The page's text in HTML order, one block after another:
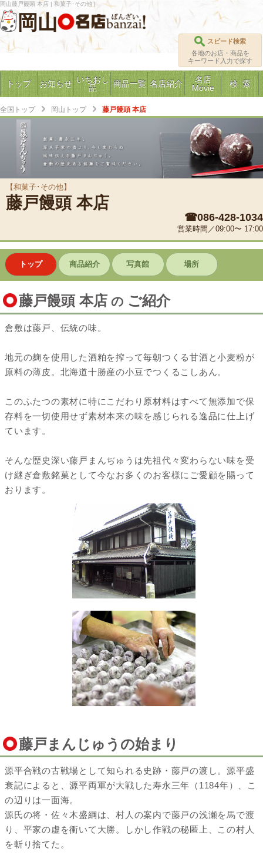
岡山藤戸饅頭 本店 | 和菓子･その他 |
岡山
スピード検索
各地のお店・商品を
キーワード入力で探す
トップ お知らせ いちおし
品
商品一覧 名店紹介
名店
Movie
検 索
全国トップ 岡山トップ 藤戸饅頭 本店
【和菓子･その他】
藤戸饅頭 本店
☎086-428-1034
営業時間／09:00〜 17:00
トップ 商品紹介 写真館 場所
藤戸饅頭 本店 の ご紹介
倉敷は藤戸、伝統の味。
地元の麹を使用した酒粕を搾って毎朝つくる甘酒と小麦粉が
原料の薄皮。北海道十勝産の小豆でつくるこしあん。
このふたつの素材に特にこだわり原材料はすべて無添加で保
存料を一切使用せず素材本来の味を感じられる逸品に仕上げ
ています。
そんな歴史深い藤戸まんぢゅうは先祖代々変わらない味を受
け継ぎ倉敷銘菓として今なお多くのお客様にご愛顧を賜って
おります。
藤戸まんじゅうの始まり
源平合戦の古戦場として知られる史跡・藤戸の渡し。源平盛
衰記によると、源平両軍が大戦した寿永三年（1184年）、こ
の辺りは一面海。
源氏の将・佐々木盛綱は、村人の案内で藤戸の浅瀬を馬で渡
り、平家の虚を衝いて大勝。しかし作戦の秘匿上、この村人
を斬り捨てた。